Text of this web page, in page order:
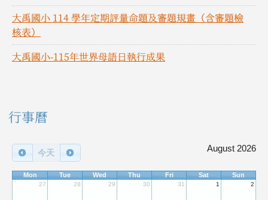
大禹國小 114 學年定期評量命題及審題規畫（含審題檢
核表）
大禹國小-115年世界母語日執行成果
右邊區域內容
行事曆
今天 August 2026
Mon Tue Wed Thu Fri Sat Sun
27 28 29 30 31 1 2